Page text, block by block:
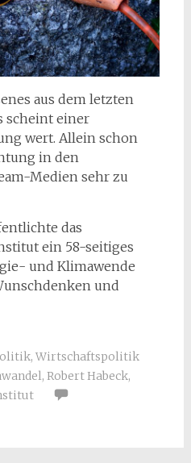
aus dem letzten
scheint einer
wert. Allein schon
in den
Medien sehr zu
das
ein 58-seitiges
und Klimawende
und
, Wirtschaftspolitik
, Robert Habeck,